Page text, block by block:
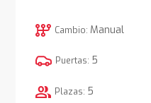
auto_transmission Cambio: Manual
Puertas: 5
group Plazas: 5